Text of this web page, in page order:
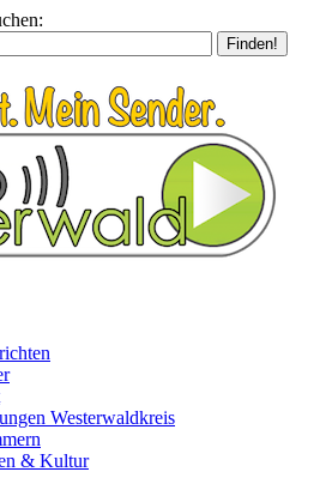
Finden!
Westerwaldkreis
& Kultur